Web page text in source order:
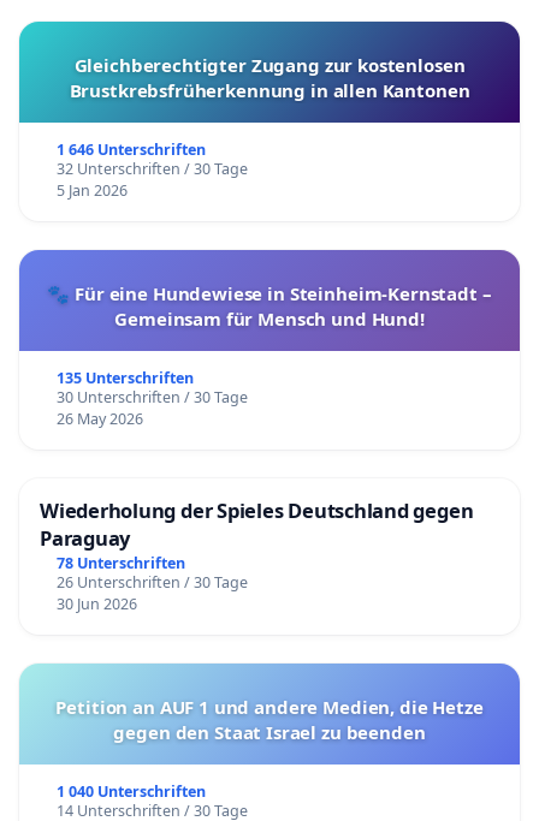
Gleichberechtigter Zugang zur kostenlosen
Brustkrebsfrüherkennung in allen Kantonen
1 646 Unterschriften
32 Unterschriften / 30 Tage
5 Jan 2026
🐾 Für eine Hundewiese in Steinheim-Kernstadt –
Gemeinsam für Mensch und Hund!
135 Unterschriften
30 Unterschriften / 30 Tage
26 May 2026
Wiederholung der Spieles Deutschland gegen
Paraguay
78 Unterschriften
26 Unterschriften / 30 Tage
30 Jun 2026
Petition an AUF 1 und andere Medien, die Hetze
gegen den Staat Israel zu beenden
1 040 Unterschriften
14 Unterschriften / 30 Tage